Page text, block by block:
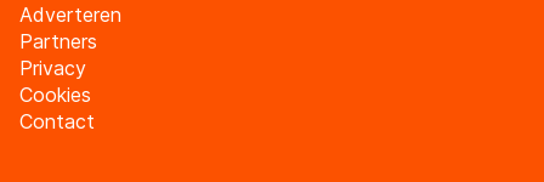
Adverteren
Partners
Privacy
Cookies
Contact